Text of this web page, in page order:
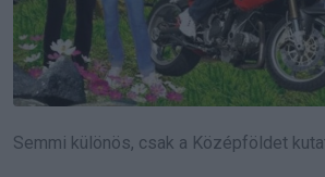
Semmi különös, csak a Középföldet